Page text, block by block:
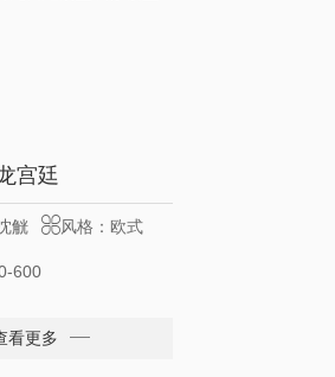
宫廷
觥 风格：欧式
600
看更多